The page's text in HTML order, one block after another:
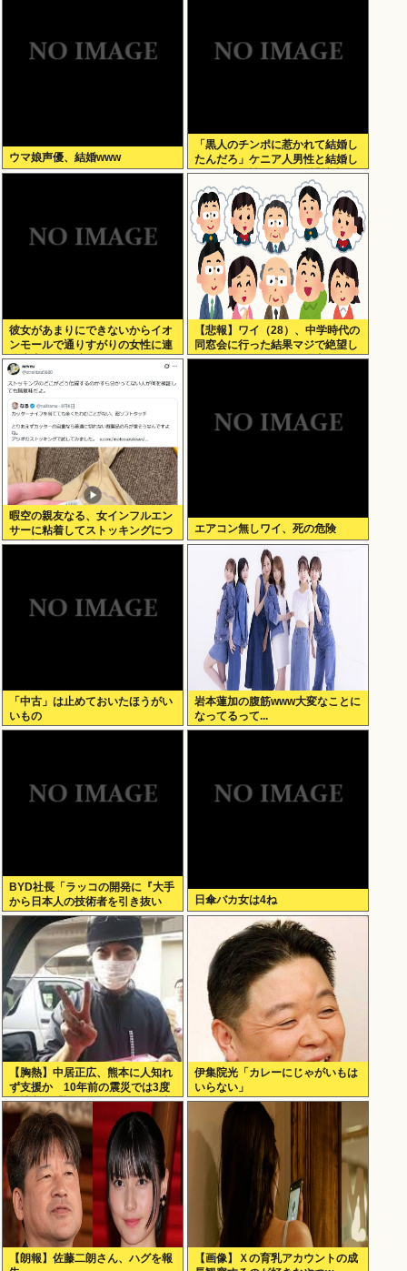
ウマ娘声優、結婚www
「黒人のチンポに惹かれて結婚し
たんだろ」ケニア人男性と結婚し
た日本人女性（31）に”誹謗中
傷”殺到
彼女があまりにできないからイオ
ンモールで通りすがりの女性に連
絡先書いた紙渡すよ
【悲報】ワイ（28）、中学時代の
同窓会に行った結果マジで絶望し
てしまう・・・・・・理由がこち
暇空の親友なる、女インフルエン
サーに粘着してストッキングにつ
いて語りだし嫌儲卿として格を見
エアコン無しワイ、死の危険
「中古」は止めておいたほうがい
いもの
岩本蓮加の腹筋www大変なことに
なってるって...
BYD社長「ラッコの開発に『大手
から日本人の技術者を引き抜い
た』って噂は嘘。開発チームに日
本人は0人です」
日傘バカ女は4ね
【胸熱】中居正広、熊本に人知れ
ず支援か 10年前の震災では3度
現地入り「誰にも知られなくて良
い」
伊集院光「カレーにじゃがいもは
いらない」
【朗報】佐藤二朗さん、ハグを報
【画像】Ｘの育乳アカウントの成